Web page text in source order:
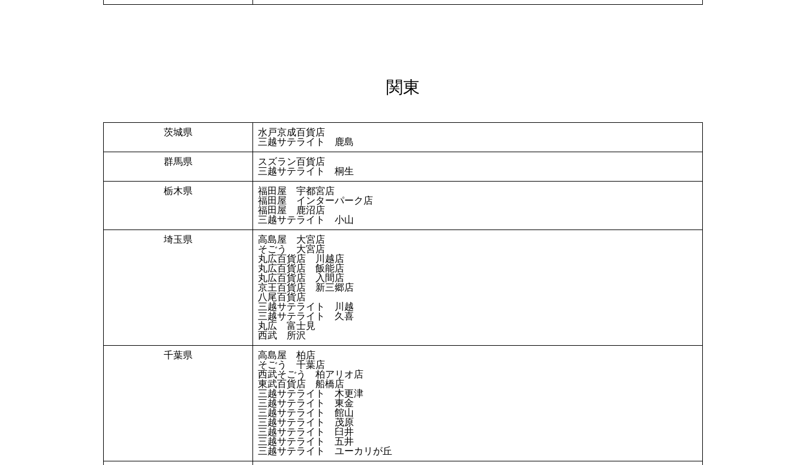
関東
茨城県
水戸京成百貨店
三越サテライト 鹿島
群馬県
スズラン百貨店
三越サテライト 桐生
栃木県
福田屋 宇都宮店
福田屋 インターパーク店
福田屋 鹿沼店
三越サテライト 小山
埼玉県
高島屋 大宮店
そごう 大宮店
丸広百貨店 川越店
丸広百貨店 飯能店
丸広百貨店 入間店
京王百貨店 新三郷店
八尾百貨店
三越サテライト 川越
三越サテライト 久喜
丸広 富士見
西武 所沢
千葉県
高島屋 柏店
そごう 千葉店
西武そごう 柏アリオ店
東武百貨店 船橋店
三越サテライト 木更津
三越サテライト 東金
三越サテライト 館山
三越サテライト 茂原
三越サテライト 臼井
三越サテライト 五井
三越サテライト ユーカリが丘